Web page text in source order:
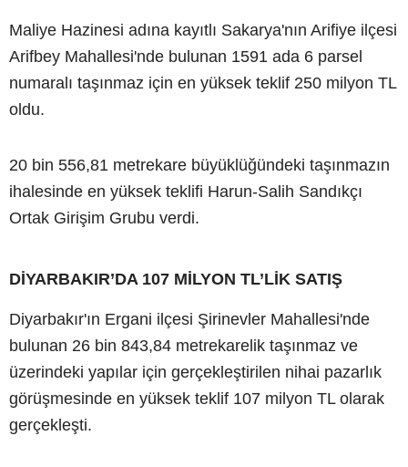
Maliye Hazinesi adına kayıtlı Sakarya'nın Arifiye ilçesi
Arifbey Mahallesi'nde bulunan 1591 ada 6 parsel
numaralı taşınmaz için en yüksek teklif 250 milyon TL
oldu.
20 bin 556,81 metrekare büyüklüğündeki taşınmazın
ihalesinde en yüksek teklifi Harun-Salih Sandıkçı
Ortak Girişim Grubu verdi.
DİYARBAKIR’DA 107 MİLYON TL’LİK SATIŞ
Diyarbakır'ın Ergani ilçesi Şirinevler Mahallesi'nde
bulunan 26 bin 843,84 metrekarelik taşınmaz ve
üzerindeki yapılar için gerçekleştirilen nihai pazarlık
görüşmesinde en yüksek teklif 107 milyon TL olarak
gerçekleşti.